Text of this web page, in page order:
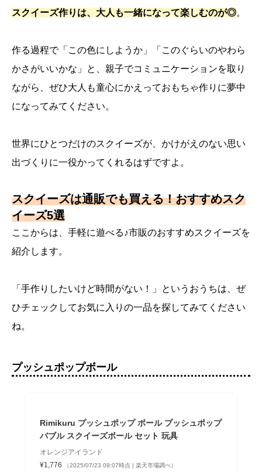
スクイーズ作りは、大人も一緒になって楽しむのが◎。
作る過程で「この色にしようか」「このぐらいのやわら
かさがいいかな」と、親子でコミュニケーションを取り
ながら、ぜひ大人も童心にかえっておもちゃ作りに夢中
になってみてください。
世界にひとつだけのスクイーズが、かけがえのない思い
出づくりに一役かってくれるはずですよ。
スクイーズは通販でも買える！おすすめスク
イーズ5選
ここからは、手軽に遊べる♪市販のおすすめスクイーズを
紹介します。
「手作りしたいけど時間がない！」というおうちは、ぜ
ひチェックしてお気に入りの一品を探してみてください
ね。
プッシュポップボール
Rimikuru プッシュポップ ボール プッシュポップ
バブル スクイーズボール セット 玩具
オレンジアイランド
¥1,776
（2025/07/23 09:07時点 | 楽天市場調べ）